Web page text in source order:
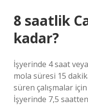
8 saatlik
kadar?
İşyerinde 4 saat
mola süresi 15
süren çalışmalar
İşyerinde 7,5